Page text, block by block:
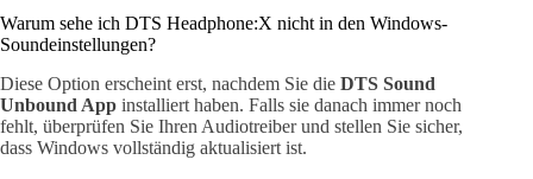
Warum sehe ich DTS Headphone:X nicht in den Windows-
Soundeinstellungen?
Diese Option erscheint erst, nachdem Sie die DTS Sound
Unbound App installiert haben. Falls sie danach immer noch
fehlt, überprüfen Sie Ihren Audiotreiber und stellen Sie sicher,
dass Windows vollständig aktualisiert ist.